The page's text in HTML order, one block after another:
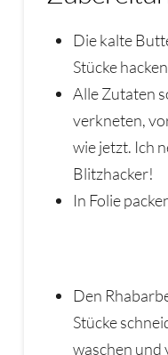
Die kalte
Stücke
Alle Zutaten
verkneten,
wie jetzt. Ich
Blitzhacker!
In Folie
Den
Stücke
waschen und